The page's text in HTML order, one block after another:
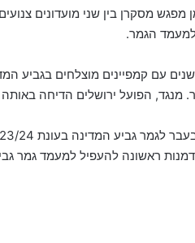
מסקרן בין שני מועדונים
הגמר.
מנגד, הפועל ירושלים הדיחה
ראשונה להעפיל למעמד גמר